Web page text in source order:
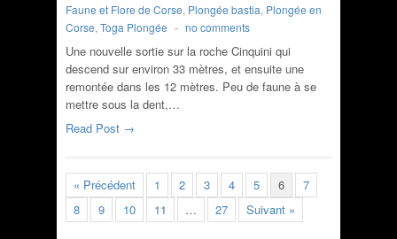
Faune et Flore de Corse, Plongée bastia, Plongée en
Corse, Toga Plongée - no comments
Une nouvelle sortie sur la roche Cinquini qui
descend sur environ 33 mètres, et ensuite une
remontée dans les 12 mètres. Peu de faune à se
mettre sous la dent,…
Read Post →
« Précédent 1 2 3 4 5 6
7
8
9 10 11 … 27 Suivant »